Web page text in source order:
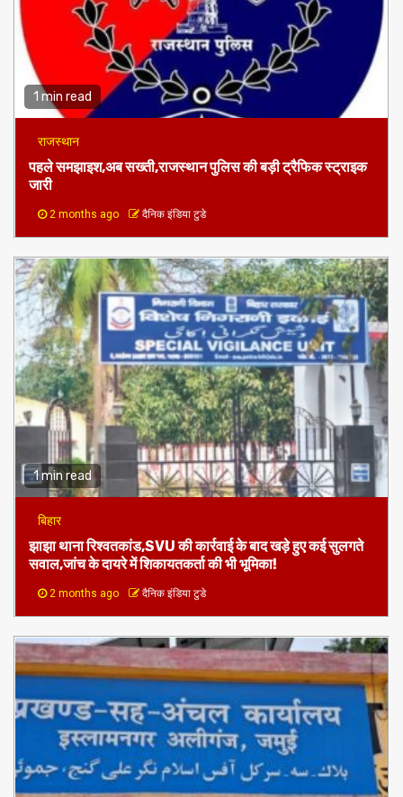
1 min read
राजस्थान
पहले समझाइश,अब सख्ती,राजस्थान पुलिस की बड़ी ट्रैफिक स्ट्राइक
2 months ago दैनिक इंडिया टुडे
1 min read
बिहार
झाझा थाना रिश्वतकांड,SVU की कार्रवाई के बाद खड़े हुए कई सुलगते
2 months ago दैनिक इंडिया टुडे